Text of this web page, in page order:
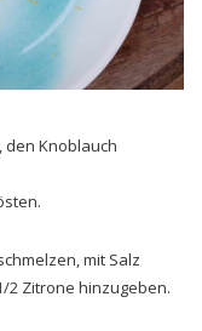
den Knoblauch
mit Salz
2 Zitrone hinzugeben.